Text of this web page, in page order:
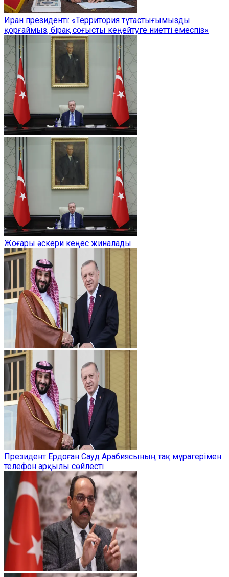
Иран президенті: «Территория тұтастығымызды
қорғаймыз, бірақ соғысты кеңейтуге ниетті емеспіз»
Жоғары әскери кеңес жиналады
Президент Ердоған Сауд Арабиясының тақ мұрагерімен
телефон арқылы сөйлесті